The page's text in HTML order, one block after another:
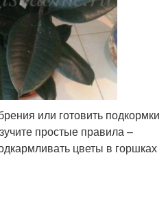
или готовить подкормки
простые правила –
цветы в горшках